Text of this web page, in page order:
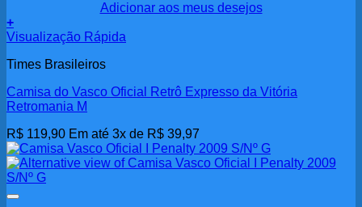
Adicionar aos meus desejos
+
Visualização Rápida
Times Brasileiros
Camisa do Vasco Oficial Retrô Expresso da Vitória
Retromania M
R$ 119,90 Em até 3x de R$ 39,97